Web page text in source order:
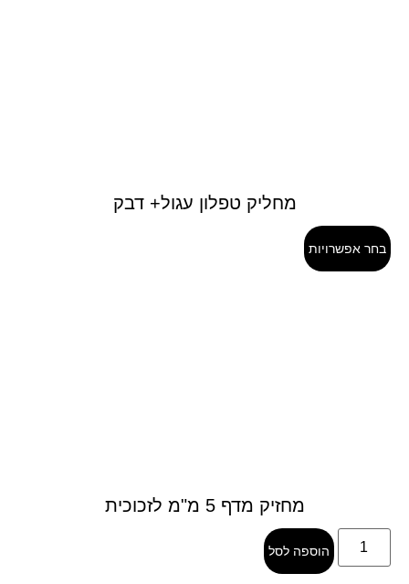
מחליק טפלון עגול+ דבק
בחר אפשרויות
מחזיק מדף 5 מ"מ לזכוכית
הוספה לסל